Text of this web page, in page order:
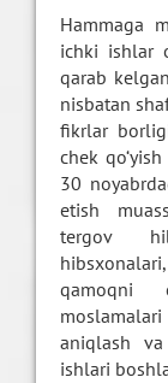
Hammaga
ichki ishlar
qarab
nisbatan
fikrlar
chek
30
etish
tergov
qamoqni
aniqlash
ishlari